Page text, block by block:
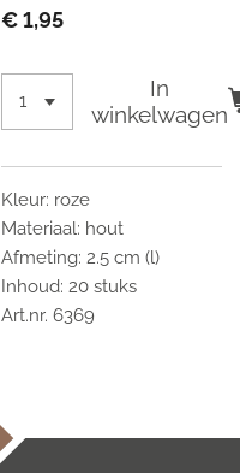
€ 1,95
In
winkelwagen
Kleur: roze
Materiaal: hout
Afmeting: 2.5 cm (l)
Inhoud: 20 stuks
Art.nr. 6369